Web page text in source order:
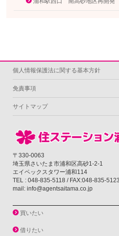
個人情報保護法に関する基本方針
免責事項
サイトマップ
〒330-0063
埼玉県さいたま市浦和区高砂1-2-1
エイペックスタワー浦和114
TEL : 048-835-5118 / FAX:048-835-5123
mail: info@agentsaitama.co.jp
買いたい
借りたい